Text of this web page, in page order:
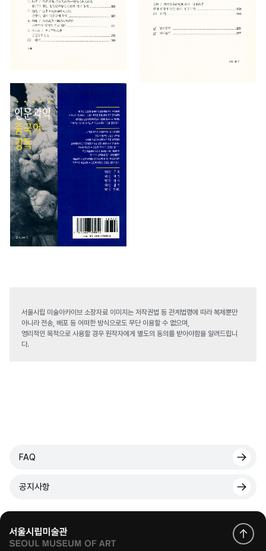
서울시립 미술아카이브 소장자료 이미지는 저작권법 등 관계법령에 따라 복제뿐만
아니라 전송, 배포 등 어떠한 방식으로도 무단 이용할 수 없으며,
영리적인 목적으로 사용할 경우 원작자에게 별도의 동의를 받아야함을 알려드립니
다.
FAQ
공지사항